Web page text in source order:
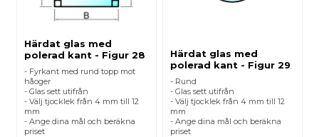
Härdat glas med
polerad kant - Figur 28
- Fyrkant med rund topp mot
håoger
- Glas sett utifrån
- Välj tjocklek från 4 mm till 12
mm
- Ange dina mål och beräkna
priset
Härdat glas med
polerad kant - Figur 29
- Rund
- Glas sett utifrån
- Välj tjocklek från 4 mm till 12
mm
- Ange dina mål och beräkna
priset